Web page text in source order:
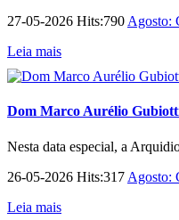
27-05-2026 Hits:790 Agosto:
Leia mais
Dom Marco Aurélio
Nesta data especial, a
26-05-2026 Hits:317 Agosto:
Leia mais